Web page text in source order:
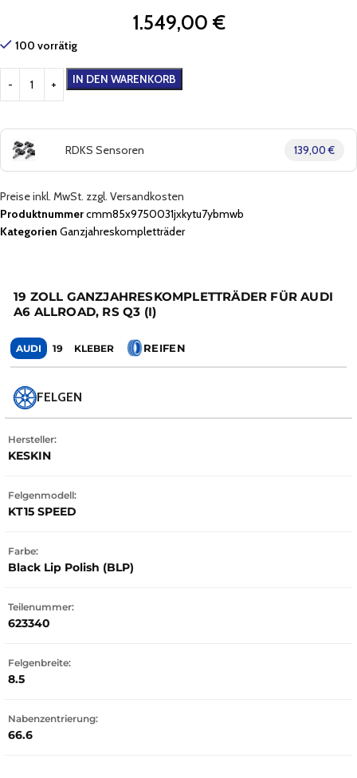
1.549,00 €
100 vorrätig
IN DEN WARENKORB
RDKS Sensoren 139,00 €
Preise inkl. MwSt. zzgl. Versandkosten
Produktnummercmm85x9750031jxkytu7ybmwb
Kategorien Ganzjahreskompletträder
19 ZOLL GANZJAHRESKOMPLETTRÄDER FÜR AUDI
A6 ALLROAD, RS Q3 (I)
AUDI 19 KLEBER REIFEN
FELGEN
Hersteller:
KESKIN
Felgenmodell:
KT15 SPEED
Farbe:
Black Lip Polish (BLP)
Teilenummer:
623340
Felgenbreite:
8.5
Nabenzentrierung:
66.6